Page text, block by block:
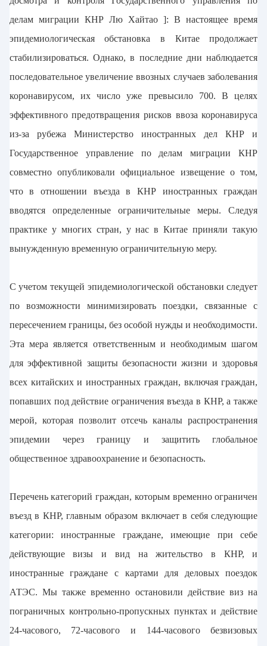
делам миграции КНР Лю Хайтао ]: В настоящее время
эпидемиологическая обстановка в Китае продолжает
стабилизироваться. Однако, в последние дни наблюдается
последовательное увеличение ввозных случаев заболевания
коронавирусом, их число уже превысило 700. В целях
эффективного предотвращения рисков ввоза коронавируса
из-за рубежа Министерство иностранных дел КНР и
Государственное управление по делам миграции КНР
совместно опубликовали официальное извещение о том,
что в отношении въезда в КНР иностранных граждан
вводятся определенные ограничительные меры. Следуя
практике у многих стран, у нас в Китае приняли такую
вынужденную временную ограничительную меру.
С учетом текущей эпидемиологической обстановки следует
по возможности минимизировать поездки, связанные с
пересечением границы, без особой нужды и необходимости.
Эта мера является ответственным и необходимым шагом
для эффективной защиты безопасности жизни и здоровья
всех китайских и иностранных граждан, включая граждан,
попавших под действие ограничения въезда в КНР, а также
мерой, которая позволит отсечь каналы распространения
эпидемии через границу и защитить глобальное
общественное здравоохранение и безопасность.
Перечень категорий граждан, которым временно ограничен
въезд в КНР, главным образом включает в себя следующие
категории: иностранные граждане, имеющие при себе
действующие визы и вид на жительство в КНР, и
иностранные граждане с картами для деловых поездок
АТЭС. Мы также временно остановили действие виз на
пограничных контрольно-пропускных пунктах и действие
24-часового, 72-часового и 144-часового безвизовых